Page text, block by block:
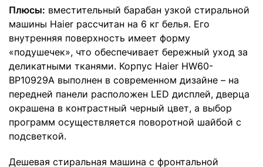
Плюсы: вместительный барабан узкой стиральной
машины Haier рассчитан на 6 кг белья. Его
внутренняя поверхность имеет форму
«подушечек», что обеспечивает бережный уход за
деликатными тканями. Корпус Haier HW60-
BP10929A выполнен в современном дизайне – на
передней панели расположен LED дисплей, дверца
окрашена в контрастный черный цвет, а выбор
программ осуществляется поворотной шайбой с
подсветкой.
Дешевая стиральная машина с фронтальной